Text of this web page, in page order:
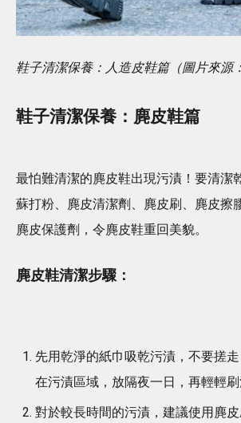
鞋子清潔保養：人造皮鞋篇（圖片來源：
鞋子清潔保養：麂皮鞋篇
最怕難清潔的麂皮鞋出現污漬！要清潔
蘇打粉、麂皮清潔劑、麂皮刷、麂皮擦
麂皮保護劑，令麂皮鞋重回美貌。
麂皮鞋清潔步驟：
先用乾淨的紙巾吸乾污漬，不要搓
在污漬區域，放隔夜一日，再輕輕刷
對於較長時間的污漬，建議使用麂